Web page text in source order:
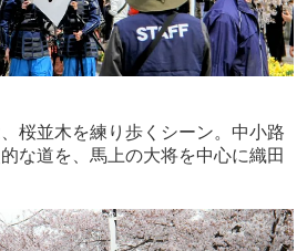
桜並木を練り歩くシーン。中小路
な道を、馬上の大将を中心に織田